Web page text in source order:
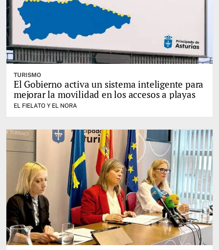
TURISMO
El Gobierno activa un sistema inteligente para
mejorar la movilidad en los accesos a playas
EL FIELATO Y EL NORA